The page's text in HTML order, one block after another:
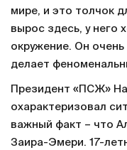
мире, и это толчок
вырос здесь, у него
окружение. Он
делает
Президент «ПСЖ»
охарактеризовал
важный факт – что
Заира-Эмери. 17-